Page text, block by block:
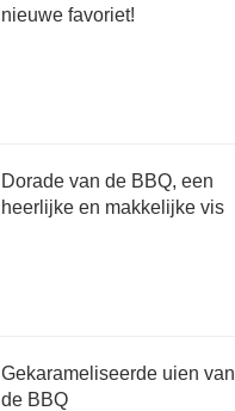
nieuwe favoriet!
Dorade van de BBQ, een
heerlijke en makkelijke vis
Gekarameliseerde uien van
de BBQ